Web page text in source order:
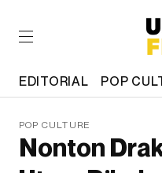
EDITORIAL POP
POP CULTURE
Nonton